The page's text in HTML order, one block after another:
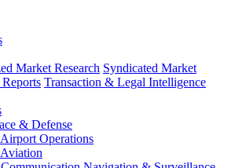
Market Research Syndicated Market
Reports Transaction & Legal Intelligence
& Defense
Airport Operations
Aviation